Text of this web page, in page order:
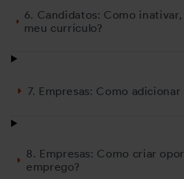
6. Candidatos: Como
meu currículo?
7. Empresas: Como
8. Empresas: Como criar
emprego?